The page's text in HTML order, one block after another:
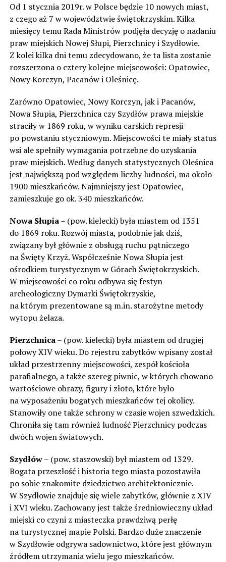
Od 1 stycznia 2019r. w Polsce będzie 10 nowych miast,
z czego aż 7 w województwie świętokrzyskim. Kilka
miesięcy temu Rada Ministrów podjęła decyzję o nadaniu
praw miejskich Nowej Słupi, Pierzchnicy i Szydłowie.
Z kolei kilka dni temu zdecydowano, że ta lista zostanie
rozszerzona o cztery kolejne miejscowości: Opatowiec,
Nowy Korczyn, Pacanów i Oleśnicę.
Zarówno Opatowiec, Nowy Korczyn, jak i Pacanów,
Nowa Słupia, Pierzchnica czy Szydłów prawa miejskie
straciły w 1869 roku, w wyniku carskich represji
po powstaniu styczniowym. Miejscowości te miały status
wsi ale spełniły wymagania potrzebne do uzyskania
praw miejskich. Według danych statystycznych Oleśnica
jest największą pod względem liczby ludności, ma około
1900 mieszkańców. Najmniejszy jest Opatowiec,
zamieszkuje go ok. 340 mieszkańców.
Nowa Słupia– (pow. kielecki) była miastem od 1351
do 1869 roku. Rozwój miasta, podobnie jak dziś,
związany był głównie z obsługą ruchu pątniczego
na Święty Krzyż. Współcześnie Nowa Słupia jest
ośrodkiem turystycznym w Górach Świętokrzyskich.
W miejscowości co roku odbywa się festyn
archeologiczny Dymarki Świętokrzyskie,
na którym prezentowane są m.in. starożytne metody
wytopu żelaza.
Pierzchnica– (pow. kielecki) była miastem od drugiej
połowy XIV wieku. Do rejestru zabytków wpisany został
układ przestrzenny miejscowości, zespół kościoła
parafialnego, a także szereg piwnic, w których chowano
wartościowe obrazy, figury i złoto, które było
na wyposażeniu bogatych mieszkańców tej okolicy.
Stanowiły one także schrony w czasie wojen szwedzkich.
Chroniła się tam również ludność Pierzchnicy podczas
dwóch wojen światowych.
Szydłów– (pow. staszowski) był miastem od 1329.
Bogata przeszłość i historia tego miasta pozostawiła
po sobie znakomite dziedzictwo architektonicznie.
W Szydłowie znajduje się wiele zabytków, głównie z XIV
i XVI wieku. Zachowany jest także średniowieczny układ
miejski co czyni z miasteczka prawdziwą perłę
na turystycznej mapie Polski. Bardzo duże znaczenie
w Szydłowie odgrywa sadownictwo, które jest głównym
źródłem utrzymania wielu jego mieszkańców.